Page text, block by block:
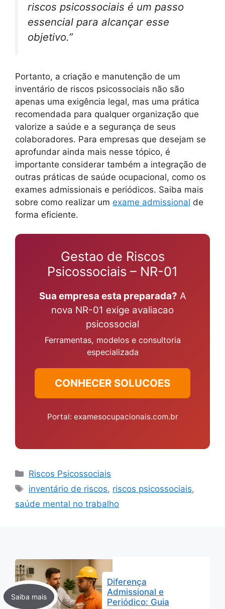
riscos psicossociais é um passo
essencial para alcançar esse
objetivo.”
Portanto, a criação e manutenção de um
inventário de riscos psicossociais não são
apenas uma exigência legal, mas uma prática
recomendada para qualquer organização que
valorize a saúde e a segurança de seus
colaboradores. Para empresas que desejam se
aprofundar ainda mais nesse tópico, é
importante considerar também a integração de
outras práticas de saúde ocupacional, como os
exames admissionais e periódicos. Saiba mais
sobre como realizar um exame admissional de
forma eficiente.
Gestao de Riscos
Psicossociais – NR-01
Sua empresa esta preparada? A
nova NR-01 exige avaliacao
psicossocial
Ferramentas, modelos e consultoria
especializada
CONHECER SOLUCOES
Portal: examesocupacionais.com.br
Categorias
Riscos Psicossociais
Tags
inventário de riscos, riscos psicossociais,
saúde mental no trabalho
Diferença
Admissional e
Periódico: Guia